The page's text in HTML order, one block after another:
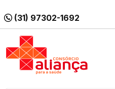
(31) 97302-1692